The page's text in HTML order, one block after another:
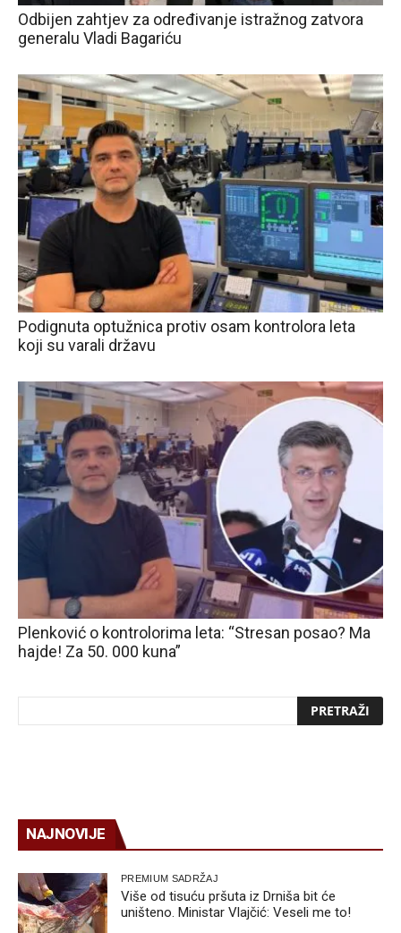
Odbijen zahtjev za određivanje istražnog zatvora
generalu Vladi Bagariću
Podignuta optužnica protiv osam kontrolora leta
koji su varali državu
Plenković o kontrolorima leta: “Stresan posao? Ma
hajde! Za 50. 000 kuna”
NAJNOVIJE
PREMIUM SADRŽAJ
Više od tisuću pršuta iz Drniša bit će
uništeno. Ministar Vlajčić: Veseli me to!